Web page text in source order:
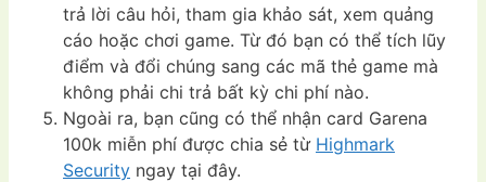
trả lời câu hỏi, tham gia khảo sát, xem quảng
cáo hoặc chơi game. Từ đó bạn có thể tích lũy
điểm và đổi chúng sang các mã thẻ game mà
không phải chi trả bất kỳ chi phí nào.
Ngoài ra, bạn cũng có thể nhận card Garena
100k miễn phí được chia sẻ từ Highmark
Security ngay tại đây.